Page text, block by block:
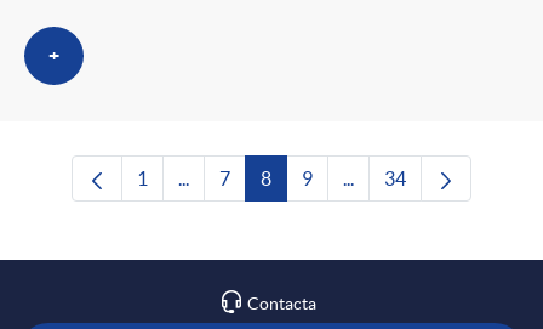
+
Página
1 ...Páginas intermedias Use TAB para
Página
7 Página
8 Página
9 ...Páginas intermedias
Página
34
Contacta